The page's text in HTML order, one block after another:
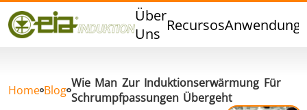
Über
Uns Recursos
Qualität
Veranstaltungen
Home Blog Wie Man Zur Induktionserwärmung Für
Schrumpfpassungen Übergeht